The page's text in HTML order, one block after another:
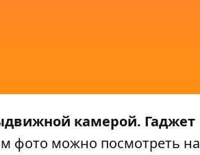
камерой. Гаджет
фото можно посмотреть на